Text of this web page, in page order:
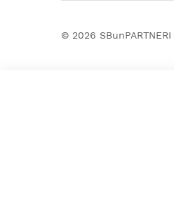
© 2026 SBunPARTNERI